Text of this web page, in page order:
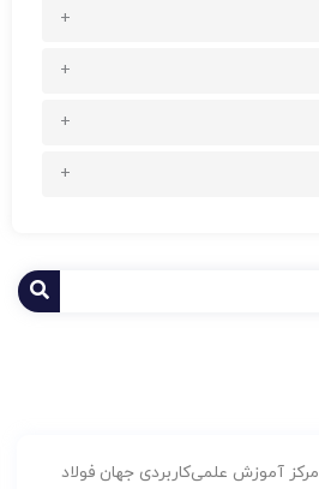
مرکز آموزش علمی‌کاربردی جهان فولاد